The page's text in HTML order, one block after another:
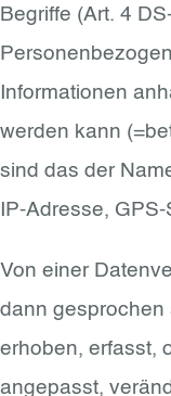
Begriffe (Art. 4
Informationen
werden kann
sind das der
IP-Adresse,
Von einer
dann gesprochen
erhoben, erfasst,
angepasst,